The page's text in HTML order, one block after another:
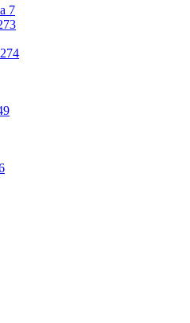
7
274